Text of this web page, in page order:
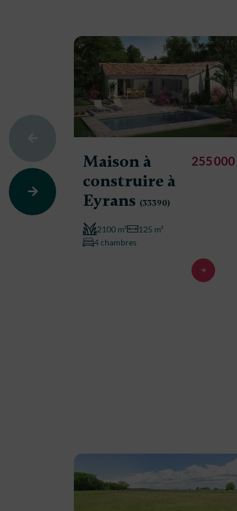
Maison à
construire à
Eyrans (33390)
2100 m²
125 m²
4 chambres
255 000